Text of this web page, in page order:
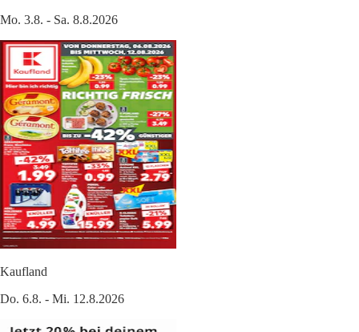
Mo. 3.8. - Sa. 8.8.2026
Kaufland
Do. 6.8. - Mi. 12.8.2026